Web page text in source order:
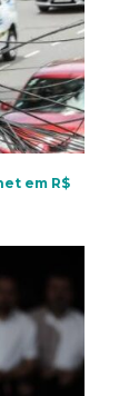
em R$